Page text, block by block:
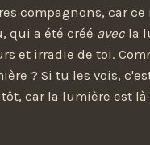
compagnons, car
qui a été créé avec la
et irradie de toi.
? Si tu les vois,
car la lumière est là